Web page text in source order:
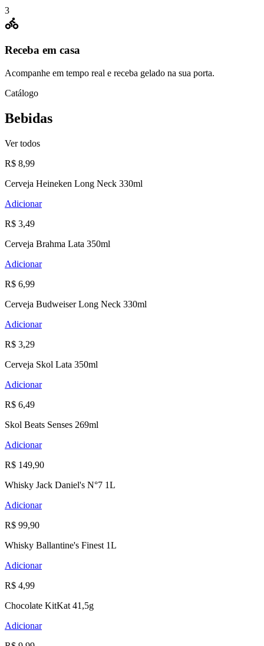
3
Receba em casa
Acompanhe em tempo real e receba gelado na sua porta.
Catálogo
Bebidas
Ver todos
R$ 8,99
Cerveja Heineken Long Neck 330ml
Adicionar
R$ 3,49
Cerveja Brahma Lata 350ml
Adicionar
R$ 6,99
Cerveja Budweiser Long Neck 330ml
Adicionar
R$ 3,29
Cerveja Skol Lata 350ml
Adicionar
R$ 6,49
Skol Beats Senses 269ml
Adicionar
R$ 149,90
Whisky Jack Daniel's N°7 1L
Adicionar
R$ 99,90
Whisky Ballantine's Finest 1L
Adicionar
R$ 4,99
Chocolate KitKat 41,5g
Adicionar